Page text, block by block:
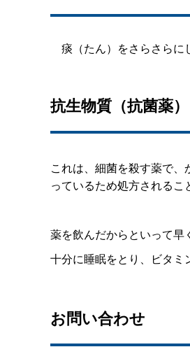
痰（たん）をさらさらに
抗生物質（抗菌薬）
これは、細菌を殺す薬で
っているため処方されるこ
薬を飲んだからといって早
十分に睡眠をとり、ビタミ
お問い合わせ